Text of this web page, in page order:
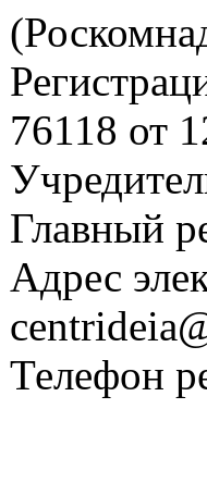
76118 от
Главный
Адрес
Телефон